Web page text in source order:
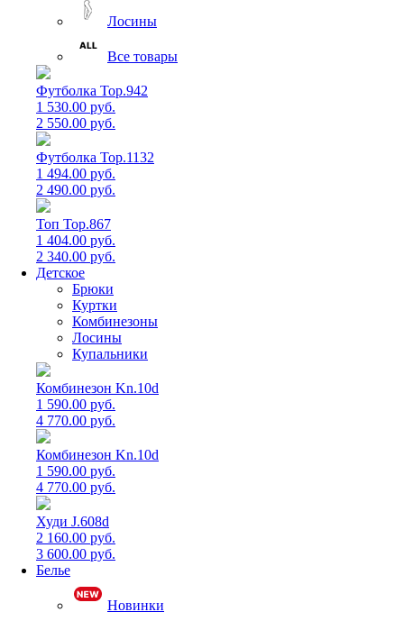
Лосины
Все товары
Футболка Top.942
1 530.00 руб.
2 550.00 руб.
Футболка Top.1132
1 494.00 руб.
2 490.00 руб.
Топ Top.867
1 404.00 руб.
2 340.00 руб.
Детское
Брюки
Куртки
Комбинезоны
Лосины
Купальники
Комбинезон Kn.10d
1 590.00 руб.
4 770.00 руб.
Комбинезон Kn.10d
1 590.00 руб.
4 770.00 руб.
Худи J.608d
2 160.00 руб.
3 600.00 руб.
Белье
Новинки